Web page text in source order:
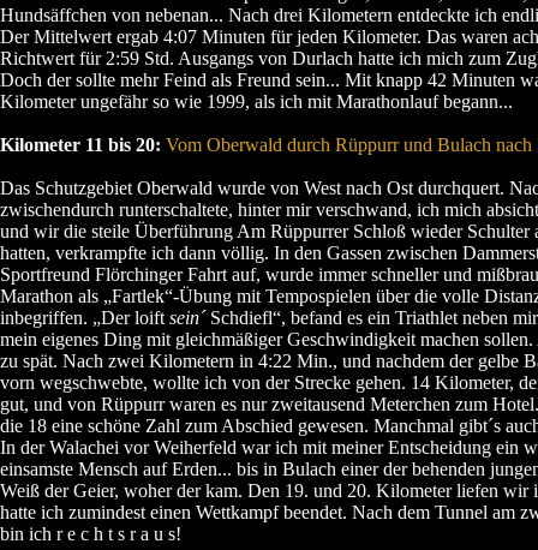
Hundsäffchen von nebenan... Nach drei Kilometern entdeckte ich
Der Mittelwert ergab 4:07 Minuten für jeden Kilometer. Das waren
Richtwert für 2:59 Std. Ausgangs von Durlach hatte ich mich zum
Doch der sollte mehr Feind als Freund sein... Mit knapp 42 Minuten
Kilometer ungefähr so wie 1999, als ich mit Marathonlauf begann...
Kilometer 11 bis 20: Vom Oberwald durch Rüppurr und Bulach nach
Das Schutzgebiet Oberwald wurde von West nach Ost durchquert.
zwischendurch runterschaltete, hinter mir verschwand, ich mich
und wir die steile Überführung Am Rüppurrer Schloß wieder Schulter
hatten, verkrampfte ich dann völlig. In den Gassen zwischen
Sportfreund Flörchinger Fahrt auf, wurde immer schneller und
Marathon als „Fartlek“-Übung mit Tempospielen über die volle
inbegriffen. „Der loift sein´Schdiefl“, befand es ein Triathlet neben
mein eigenes Ding mit gleichmäßiger Geschwindigkeit machen
zu spät. Nach zwei Kilometern in 4:22 Min., und nachdem der gelbe
vorn wegschwebte, wollte ich von der Strecke gehen. 14 Kilometer,
gut, und von Rüppurr waren es nur zweitausend Meterchen zum
die 18 eine schöne Zahl zum Abschied gewesen. Manchmal gibt´s
In der Walachei vor Weiherfeld war ich mit meiner Entscheidung ein
einsamste Mensch auf Erden... bis in Bulach einer der behenden
Weiß der Geier, woher der kam. Den 19. und 20. Kilometer liefen wir
hatte ich zumindest einen Wettkampf beendet. Nach dem Tunnel am
bin ich r e c h t s r a u s!